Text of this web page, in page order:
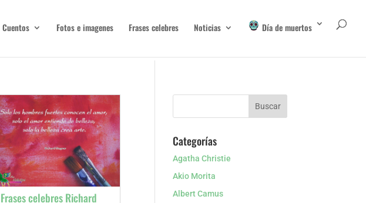
Cuentos Fotos e imagenes Frases celebres Noticias Día de muertos
Frases celebres Richard
Categorías
Agatha Christie
Akio Morita
Albert Camus